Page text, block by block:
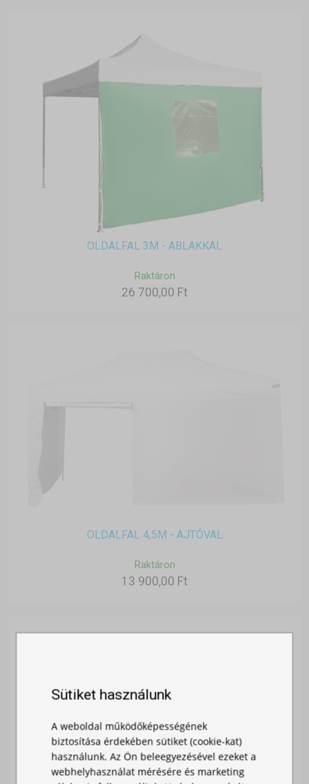
OLDALFAL 3M - ABLAKKAL
Raktáron
26 700,00 Ft
OLDALFAL 4,5M - AJTÓVAL
Raktáron
13 900,00 Ft
Sütiket használunk
A weboldal működőképességének
biztosítása érdekében sütiket (cookie-kat)
használunk. Az Ön beleegyezésével ezeket a
webhelyhasználat mérésére és marketing